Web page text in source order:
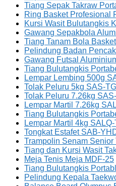
Tiang Sepak Takraw
Ring Basket Profesional
Kursi Wasit Bulutangkis
Gawang Sepakbola
Tiang Tanam Bola
Pelindung Badan
Gawang Futsal
Tiang Bulutangkis
Lempar Lembing 500g
Tolak Peluru 5kg SAS-
Tolak Peluru 7.26kg
Lempar Martil 7.26kg
Tiang Bulutangkis
Lempar Martil 4kg
Tongkat Estafet SAB-
Trampolin Senam Senior
Tiang dan Kursi Wasit
Meja Tenis Meja MDF-25
Tiang Bulutangkis
Pelindung Kepala